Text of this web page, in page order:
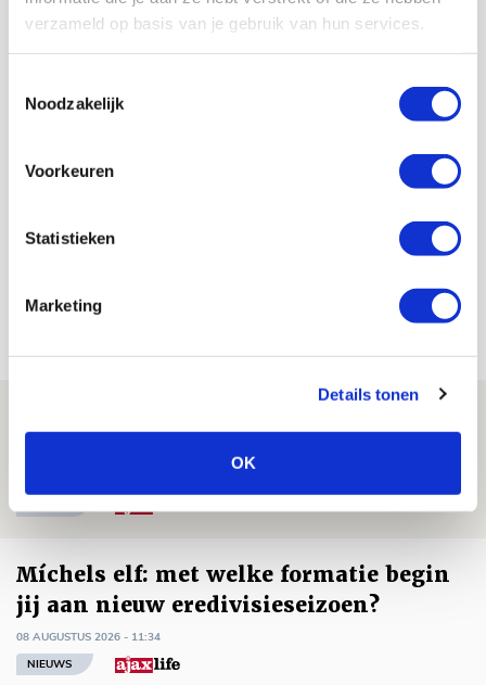
verzameld op basis van je gebruik van hun services.
Noodzakelijk
Voorkeuren
Statistieken
Marketing
Details tonen
OK
AANBEVOLEN
Van Praag wil in gesprek met
supporters om einde aan onrust
te maken
Míchels elf: met welke formatie begin
jij aan nieuw eredivisieseizoen?
08 AUGUSTUS 2026 - 11:34
NIEUWS